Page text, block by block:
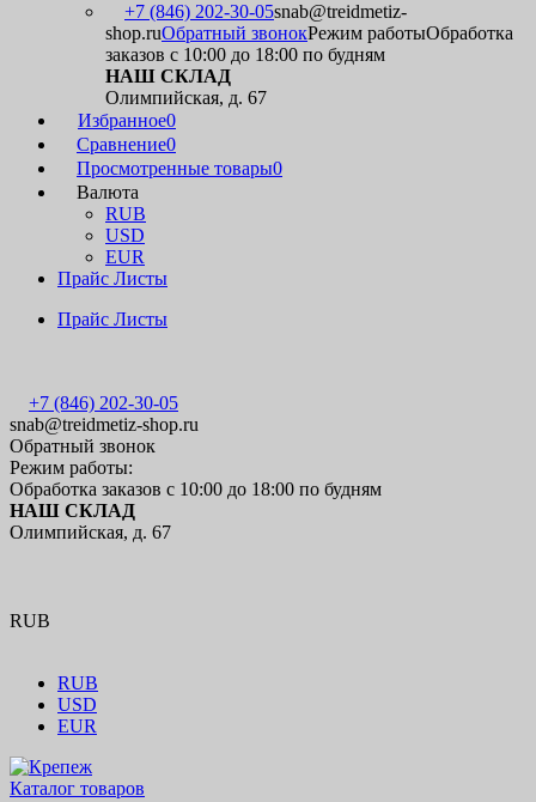
+7 (846) 202-30-05snab@treidmetiz-
shop.ruОбратный звонокРежим работыОбработка
заказов с 10:00 до 18:00 по будням
НАШ СКЛАД
Олимпийская, д. 67
Избранное0
Сравнение0
Просмотренные товары0
Валюта
RUB
USD
EUR
Прайс Листы
Прайс Листы
+7 (846) 202-30-05
snab@treidmetiz-shop.ru
Обратный звонок
Режим работы:
Обработка заказов с 10:00 до 18:00 по будням
НАШ СКЛАД
Олимпийская, д. 67
RUB
RUB
USD
EUR
Каталог товаров